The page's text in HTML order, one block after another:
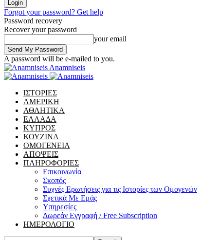
Forgot your password? Get help
Password recovery
Recover your password
your email
A password will be e-mailed to you.
Anamniseis
ΙΣΤΟΡΙΕΣ
ΑΜΕΡΙΚΗ
ΑΘΛΗΤΙΚΑ
ΕΛΛΑΔΑ
ΚΥΠΡΟΣ
ΚΟΥΖΙΝΑ
ΟΜΟΓΕΝΕΙΑ
ΑΠΟΨΕΙΣ
ΠΛΗΡΟΦΟΡΙΕΣ
Επικοινωνία
Σκοπός
Συχνές Ερωτήσεις για τις Ιστορίες των Ομογενών
Σχετικά Με Εμάς
Υπηρεσίες
Δωρεάν Εγγραφή / Free Subscription
ΗΜΕΡΟΛΟΓΙΟ